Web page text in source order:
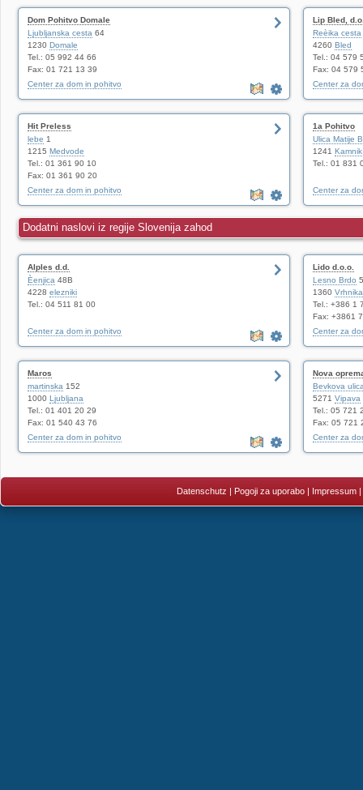
Dom Pohitvo Domale
Ljubljanska cesta 64
1230 Domale
Tel.: 05 992 44 66
Fax: 01 721 13 39
Center za dom in pohitvo
Lip Bled,
Reèika cesta
4260 Bled
Tel.: 04 579
Fax: 04 579
Center za
Hit Preless
lebe 1
1215 Medvode
Tel.: 01 361 90 10
Fax: 01 361 90 20
Center za dom in pohitvo
1a Pohitvo
Ulica Matije
1241 Kamnik
Tel.: 01 831
Center za
Dodatni naslovi iz regije Slovenija zahod
Alples d.d.
Èenjica 48B
4228 elezniki
Tel.: 04 511 81 00
Center za dom in pohitvo
Lido d.o.o.
Lesno Brdo
1360 Vrhnika
Tel.: +386 1
Fax: +3861
Center za
Maros
martinska 152
1000 Ljubljana
Tel.: 01 401 20 29
Fax: 01 540 43 76
Center za dom in pohitvo
Nova
Bevkova
5271 Vipava
Tel.: 05 721
Fax: 05 721
Center za
Datenschutz | Pogoji za uporabo| Impressum|